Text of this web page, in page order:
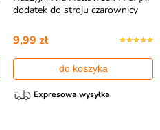
dodatek do stroju czarownicy
9,99 zł
do koszyka
Expresowa wysyłka